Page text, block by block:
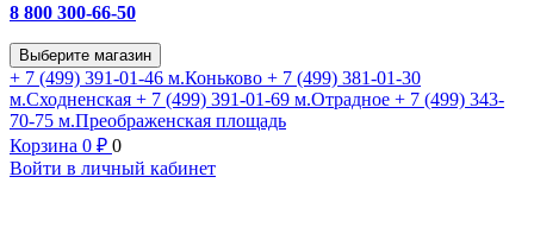
8 800 300-66-50
Выберите магазин
+ 7 (499) 391-01-46 м.Коньково + 7 (499) 381-01-30
м.Сходненская + 7 (499) 391-01-69 м.Отрадное + 7 (499) 343-
70-75 м.Преображенская площадь
Корзина 0 ₽ 0
Войти в личный кабинет